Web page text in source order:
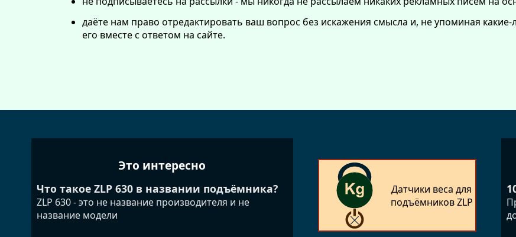
даёте нам право отредактировать ваш вопрос без искажения смысла и, не упоминая
его вместе с ответом на сайте.
Это интересно
Что такое ZLP 630 в названии подъёмника?
ZLP 630 - это не название производителя и не
название модели
Датчики веса для
подъёмников ZLP